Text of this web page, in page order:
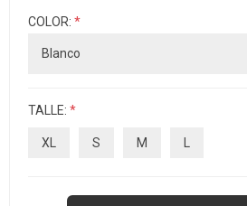
COLOR: *
TALLE: *
XL S M L